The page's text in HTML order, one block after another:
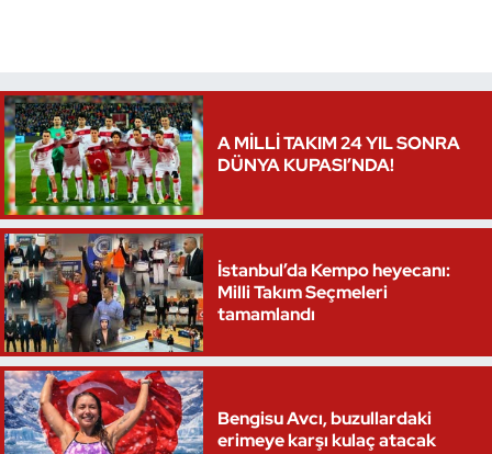
A MİLLİ TAKIM 24 YIL SONRA
DÜNYA KUPASI’NDA!
İstanbul’da Kempo heyecanı:
Milli Takım Seçmeleri
tamamlandı
Bengisu Avcı, buzullardaki
erimeye karşı kulaç atacak
Voleybol
Vücut Geliştirme Fitness
Wushu Kungfu
Yelken
Yüzme